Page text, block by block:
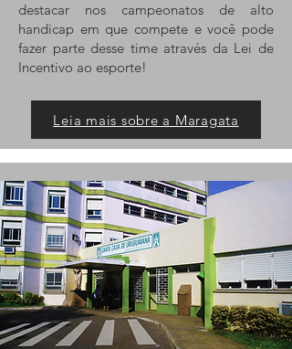
destacar nos campeonatos de alto
handicap em que compete e você pode
fazer parte desse time através da Lei de
Incentivo ao esporte!
Leia mais sobre a Maragata